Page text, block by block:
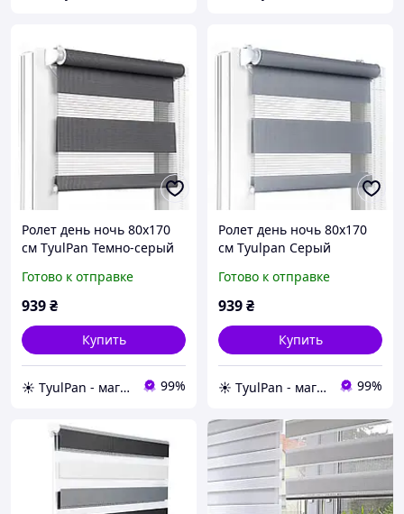
Ролет день ночь 80х170
см TyulPan Темно-серый
Готово к отправке
939₴
Купить
☀️ TyulPan - магазин готовых ролетов день-ночь 99%
Ролет день ночь 80х170
см Tyulpan Серый
Готово к отправке
939₴
Купить
☀️ TyulPan - магазин готовых ролетов день-ночь 99%